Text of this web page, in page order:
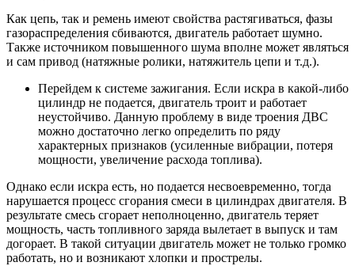
Как цепь, так и ремень имеют свойства растягиваться, фазы
газораспределения сбиваются, двигатель работает шумно.
Также источником повышенного шума вполне может являться
и сам привод (натяжные ролики, натяжитель цепи и т.д.).
Перейдем к системе зажигания. Если искра в какой-либо
цилиндр не подается, двигатель троит и работает
неустойчиво. Данную проблему в виде троения ДВС
можно достаточно легко определить по ряду
характерных признаков (усиленные вибрации, потеря
мощности, увеличение расхода топлива).
Однако если искра есть, но подается несвоевременно, тогда
нарушается процесс сгорания смеси в цилиндрах двигателя. В
результате смесь сгорает неполноценно, двигатель теряет
мощность, часть топливного заряда вылетает в выпуск и там
догорает. В такой ситуации двигатель может не только громко
работать, но и возникают хлопки и прострелы.